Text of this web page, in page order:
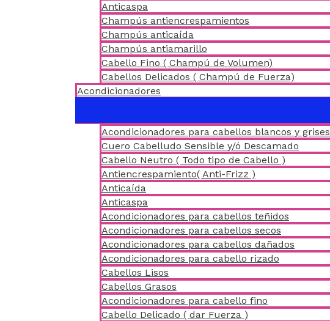
Anticaspa
Champús antiencrespamientos
Champús anticaída
Champús antiamarillo
Cabello Fino ( Champú de Volumen)
Cabellos Delicados ( Champú de Fuerza)
Acondicionadores
Acondicionadores para cabellos blancos y grises
Cuero Cabelludo Sensible y/ó Descamado
Cabello Neutro ( Todo tipo de Cabello )
Antiencrespamiento( Anti-Frizz )
Anticaída
Anticaspa
Acondicionadores para cabellos teñidos
Acondicionadores para cabellos secos
Acondicionadores para cabellos dañados
Acondicionadores para cabello rizado
Cabellos Lisos
Cabellos Grasos
Acondicionadores para cabello fino
Cabello Delicado ( dar Fuerza )